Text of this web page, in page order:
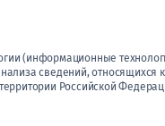
(информационные
сведений, относящихся
Российской